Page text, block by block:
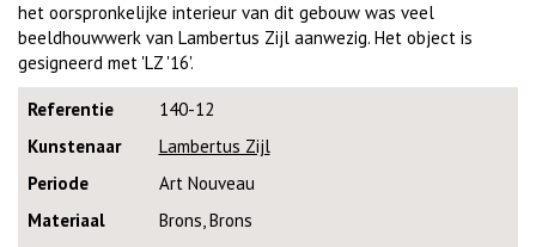
het oorspronkelijke interieur van dit gebouw was veel
beeldhouwwerk van Lambertus Zijl aanwezig. Het object is
gesigneerd met 'LZ '16'.
Referentie
140-12
Kunstenaar
Lambertus Zijl
Periode
Art Nouveau
Materiaal
Brons, Brons